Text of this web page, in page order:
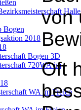
Halle
Bogen
2018
Bogen 3D
720WA im
WA im Freien
von
Oft